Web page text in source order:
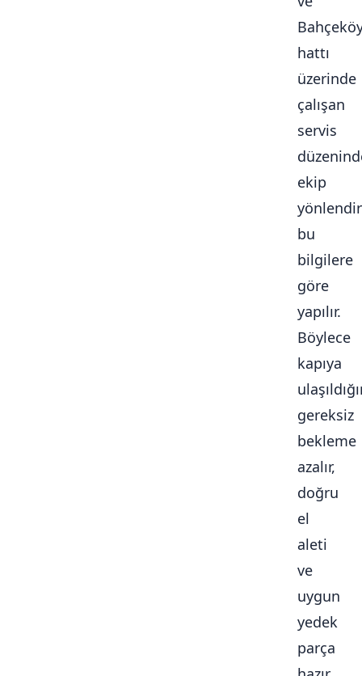
hattı
üzerinde
çalışan
servis
ekip
bu
bilgilere
göre
yapılır.
Böylece
kapıya
gereksiz
bekleme
azalır,
doğru
el
aleti
ve
uygun
yedek
parça